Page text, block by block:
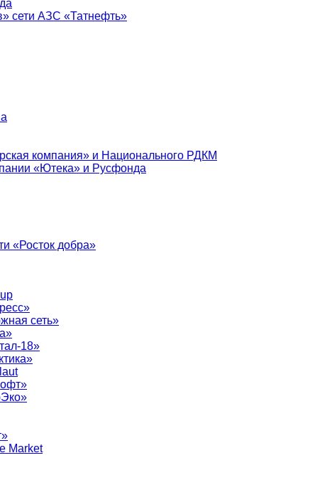
сети АЗС «Татнефть»
компания» и Национального РДКМ
«Ютека» и Русфонда
«Росток добра»
сеть»
18»
Market